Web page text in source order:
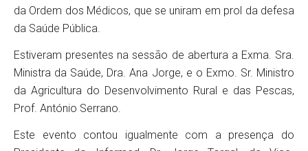
da Ordem dos Médicos, que se uniram em prol da defesa
da Saúde Pública.
Estiveram presentes na sessão de abertura a Exma. Sra.
Ministra da Saúde, Dra. Ana Jorge, e o Exmo. Sr. Ministro
da Agricultura do Desenvolvimento Rural e das Pescas,
Prof. António Serrano.
Este evento contou igualmente com a presença do